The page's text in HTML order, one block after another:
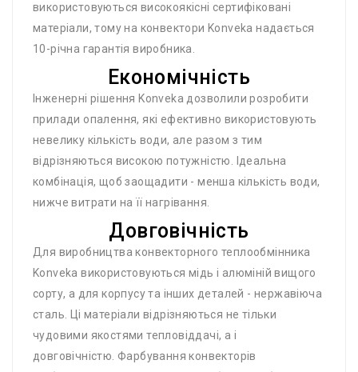
використовуються високоякісні сертифіковані
матеріали, тому на конвектори Konveka надається
10-річна гарантія виробника.
Економічність
Інженерні рішення Konveka дозволили розробити
прилади опалення, які ефективно використовують
невелику кількість води, але разом з тим
відрізняються високою потужністю. Ідеальна
комбінація, щоб заощадити - менша кількість води,
нижче витрати на її нагрівання.
Довговічність
Для виробництва конвекторного теплообмінника
Konveka використовуються мідь і алюміній вищого
сорту, а для корпусу та інших деталей - нержавіюча
сталь. Ці матеріали відрізняються не тільки
чудовими якостями тепловіддачі, а і
довговічністю. Фарбування конвекторів